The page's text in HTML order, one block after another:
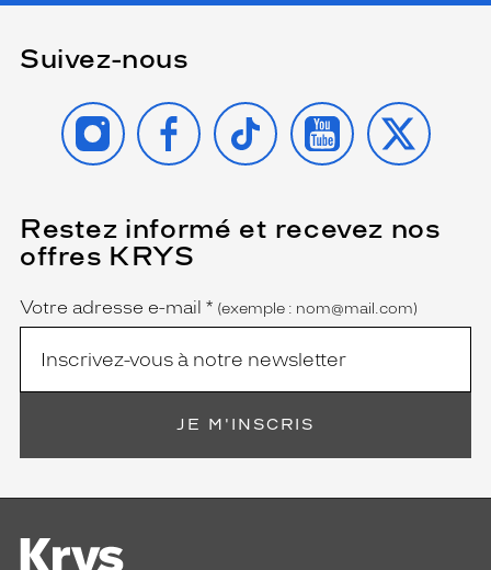
Suivez-nous
INSTAGRAMFACEBOOK
TIKTOK YOUTUBE
X
Restez informé et recevez nos
offres KRYS
Name
Votre adresse e-mail *
(Ce
champ
est
(exemple : nom@mail.com)
JE M'INSCRIS